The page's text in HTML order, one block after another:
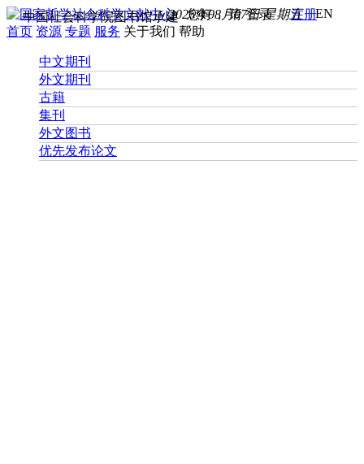
您好， 请登录 注册EN
2026年08月07日 星期五
中国社会科学院图书馆承建
首页 资源 专题 服务 关于我们 帮助
中文期刊
外文期刊
古籍
集刊
外文图书
优先发布论文